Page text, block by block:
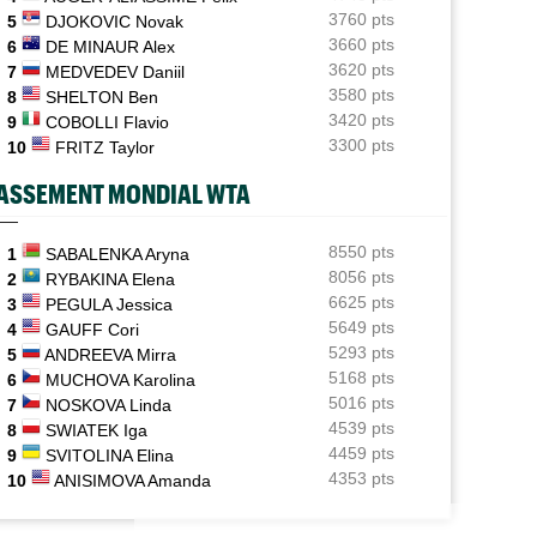
ATP / WTA
Tous les programmes et les résultats de ce jeudi 6 août
2026
06/08
INTERVIEW
Luca Van Assche : "Je peux être performant tout au
long de l’année"
INTERVIEW
Quentin Halys : "Je n’ai pas eu de coup de téléphone de
sponsors"
06/08
WTA - Toronto
Aryna Sabalenka propose... des conférences de presse
façon F1
5
DJOKOVIC Novak
3760 pts
6
DE MINAUR Alex
3660 pts
7
MEDVEDEV Daniil
3620 pts
8
SHELTON Ben
3580 pts
9
COBOLLI Flavio
3420 pts
10
FRITZ Taylor 3300 pts
MONDIAL WTA
1 SABALENKA Aryna
8550 pts
2
RYBAKINA Elena
8056 pts
3
PEGULA Jessica
6625 pts
4
GAUFF Cori
5649 pts
5
ANDREEVA Mirra
5293 pts
6
MUCHOVA Karolina
5168 pts
7
NOSKOVA Linda
5016 pts
8
SWIATEK Iga
4539 pts
9
SVITOLINA Elina
4459 pts
10
ANISIMOVA Amanda 4353 pts